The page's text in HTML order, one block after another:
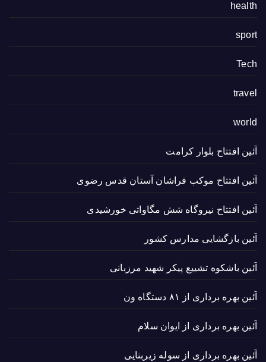
health
sport
Tech
travel
world
آئین افتتاح بلوار کرامت
آئین افتتاح موکب فراشان آستان قدس رضوی
آئین افتتاح نیروگاه شش مگاواتی خورشیدی
آئین بازگشایی مدارس کشور
آئین باشکوه تشییع پیکر شهید مرزبانی
آئین بهره برداری از ۸۱ دستگاه ون
آئین بهره برداری از ایوان سلام
آئین بهره برداری از سوله زیربنایی